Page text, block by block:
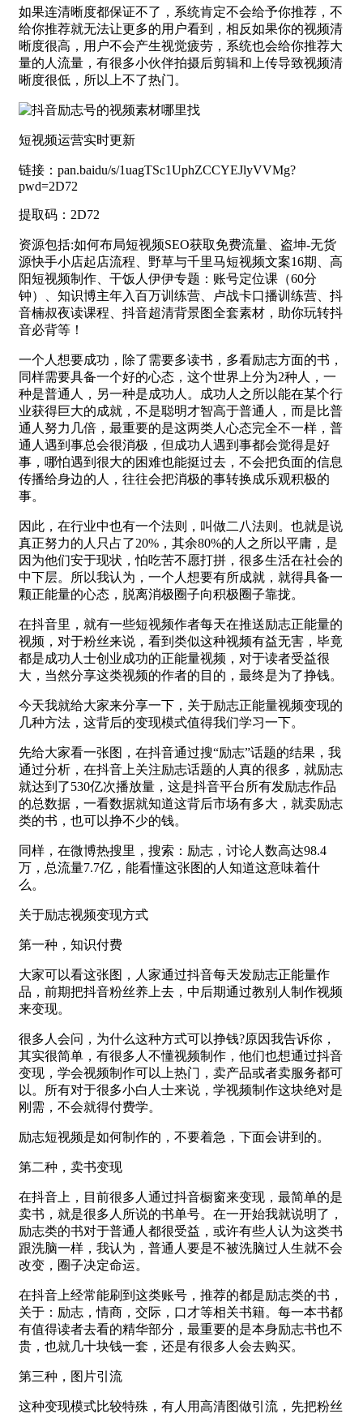
如果连清晰度都保证不了，系统肯定不会给予你推荐，不
给你推荐就无法让更多的用户看到，相反如果你的视频清
晰度很高，用户不会产生视觉疲劳，系统也会给你推荐大
量的人流量，有很多小伙伴拍摄后剪辑和上传导致视频清
晰度很低，所以上不了热门。
短视频运营实时更新
链接：pan.baidu/s/1uagTSc1UphZCCYEJlyVVMg?
pwd=2D72
提取码：2D72
资源包括:如何布局短视频SEO获取免费流量、盗坤-无货
源快手小店起店流程、野草与千里马短视频文案16期、高
阳短视频制作、干饭人伊伊专题：账号定位课（60分
钟）、知识博主年入百万训练营、卢战卡口播训练营、抖
音楠叔夜读课程、抖音超清背景图全套素材，助你玩转抖
音必背等！
一个人想要成功，除了需要多读书，多看励志方面的书，
同样需要具备一个好的心态，这个世界上分为2种人，一
种是普通人，另一种是成功人。成功人之所以能在某个行
业获得巨大的成就，不是聪明才智高于普通人，而是比普
通人努力几倍，最重要的是这两类人心态完全不一样，普
通人遇到事总会很消极，但成功人遇到事都会觉得是好
事，哪怕遇到很大的困难也能挺过去，不会把负面的信息
传播给身边的人，往往会把消极的事转换成乐观积极的
事。
因此，在行业中也有一个法则，叫做二八法则。也就是说
真正努力的人只占了20%，其余80%的人之所以平庸，是
因为他们安于现状，怕吃苦不愿打拼，很多生活在社会的
中下层。所以我认为，一个人想要有所成就，就得具备一
颗正能量的心态，脱离消极圈子向积极圈子靠拢。
在抖音里，就有一些短视频作者每天在推送励志正能量的
视频，对于粉丝来说，看到类似这种视频有益无害，毕竟
都是成功人士创业成功的正能量视频，对于读者受益很
大，当然分享这类视频的作者的目的，最终是为了挣钱。
今天我就给大家来分享一下，关于励志正能量视频变现的
几种方法，这背后的变现模式值得我们学习一下。
先给大家看一张图，在抖音通过搜“励志”话题的结果，我
通过分析，在抖音上关注励志话题的人真的很多，就励志
就达到了530亿次播放量，这是抖音平台所有发励志作品
的总数据，一看数据就知道这背后市场有多大，就卖励志
类的书，也可以挣不少的钱。
同样，在微博热搜里，搜索：励志，讨论人数高达98.4
万，总流量7.7亿，能看懂这张图的人知道这意味着什
么。
关于励志视频变现方式
第一种，知识付费
大家可以看这张图，人家通过抖音每天发励志正能量作
品，前期把抖音粉丝养上去，中后期通过教别人制作视频
来变现。
很多人会问，为什么这种方式可以挣钱?原因我告诉你，
其实很简单，有很多人不懂视频制作，他们也想通过抖音
变现，学会视频制作可以上热门，卖产品或者卖服务都可
以。所有对于很多小白人士来说，学视频制作这块绝对是
刚需，不会就得付费学。
励志短视频是如何制作的，不要着急，下面会讲到的。
第二种，卖书变现
在抖音上，目前很多人通过抖音橱窗来变现，最简单的是
卖书，就是很多人所说的书单号。在一开始我就说明了，
励志类的书对于普通人都很受益，或许有些人认为这类书
跟洗脑一样，我认为，普通人要是不被洗脑过人生就不会
改变，圈子决定命运。
在抖音上经常能刷到这类账号，推荐的都是励志类的书，
关于：励志，情商，交际，口才等相关书籍。每一本书都
有值得读者去看的精华部分，最重要的是本身励志书也不
贵，也就几十块钱一套，还是有很多人会去购买。
第三种，图片引流
这种变现模式比较特殊，有人用高清图做引流，先把粉丝